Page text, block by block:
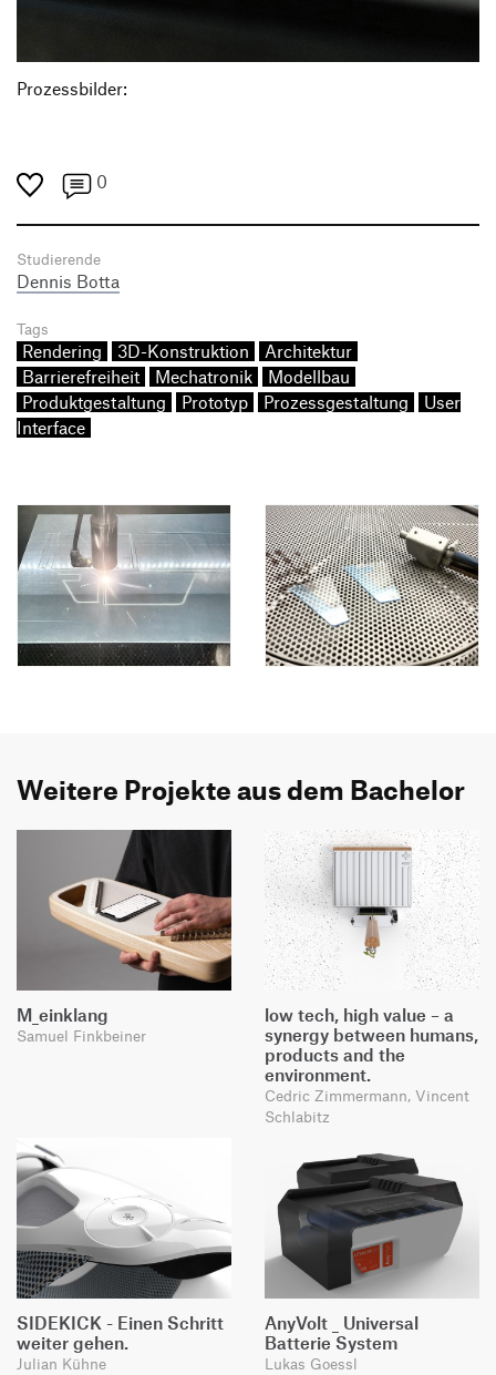
Prozessbilder:
0
Studierende
Dennis Botta
Tags
Rendering 3D-Konstruktion
Architektur
Barrierefreiheit
Mechatronik
Modellbau
Produktgestaltung
Prototyp Prozessgestaltung
User
Interface
Weitere Projekte aus dem Bachelor
M_einklang
Samuel Finkbeiner
low tech, high value – a
synergy between humans,
products and the
environment.
Cedric Zimmermann, Vincent
Schlabitz
SIDEKICK - Einen Schritt
weiter gehen.
Julian Kühne
AnyVolt _ Universal
Batterie System
Lukas Goessl